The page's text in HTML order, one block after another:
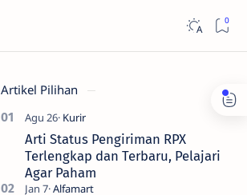
Artikel Pilihan
Arti Status Pengiriman RPX
Terlengkap dan Terbaru, Pelajari
Agar Paham